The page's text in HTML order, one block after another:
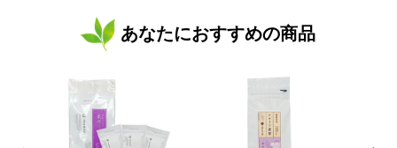
あなたにおすすめの商品